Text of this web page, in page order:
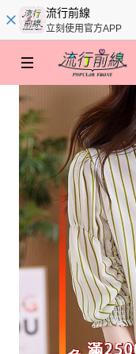
流行前線
立刻使用官方APP